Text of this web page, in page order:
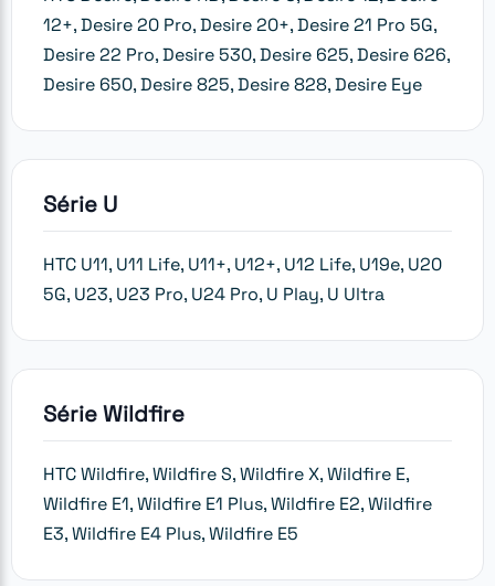
12+, Desire 20 Pro, Desire 20+, Desire 21 Pro 5G,
Desire 22 Pro, Desire 530, Desire 625, Desire 626,
Desire 650, Desire 825, Desire 828, Desire Eye
Série U
HTC U11, U11 Life, U11+, U12+, U12 Life, U19e, U20
5G, U23, U23 Pro, U24 Pro, U Play, U Ultra
Série Wildfire
HTC Wildfire, Wildfire S, Wildfire X, Wildfire E,
Wildfire E1, Wildfire E1 Plus, Wildfire E2, Wildfire
E3, Wildfire E4 Plus, Wildfire E5